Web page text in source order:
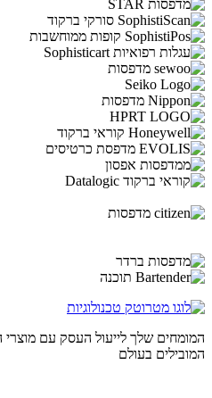
המומחים שלך לייעול העסק עם
המובילים בעולם